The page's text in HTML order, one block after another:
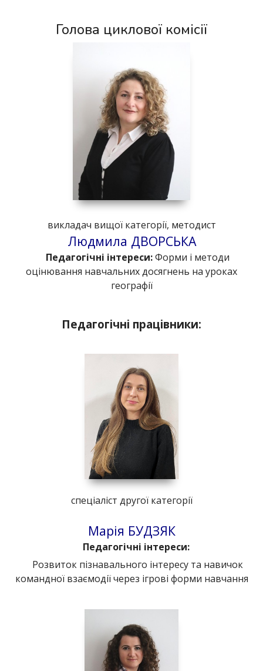
Голова циклової комісії
викладач вищої категорії, методист
Людмила ДВОРСЬКА
Педагогічні інтереси:Форми і методи
оцінювання навчальних досягнень на уроках
географії
Педагогічні працівники:
спеціаліст другої категорії
Марія БУДЗЯК
Педагогічні інтереси:
Розвиток пізнавального інтересу та навичок
командної взаємодії через ігрові форми навчання